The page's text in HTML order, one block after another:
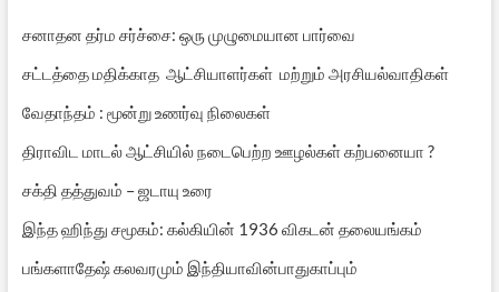
சனாதன தர்ம சர்ச்சை: ஒரு முழுமையான பார்வை
சட்டத்தை மதிக்காத ஆட்சியாளர்கள் மற்றும் அரசியல்வாதிகள்
வேதாந்தம் : மூன்று உணர்வு நிலைகள்
திராவிட மாடல் ஆட்சியில் நடைபெற்ற ஊழல்கள் கற்பனையா ?
சக்தி தத்துவம் – ஜடாயு உரை
இந்த ஹிந்து சமூகம்: கல்கியின் 1936 விகடன் தலையங்கம்
பங்களாதேஷ் கலவரமும் இந்தியாவின்பாதுகாப்பும்